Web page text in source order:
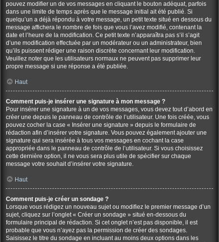
pouvez modifier un de vos messages en cliquant le bouton adéquat, parfois
dans une limite de temps après que le message initial ait été publié. Si
quelqu’un a déjà répondu à votre message, un petit texte situé en dessous du
message affichera le nombre de fois que vous l’avez modifié, contenant la
date et l’heure de la modification. Ce petit texte n’apparaîtra pas s’il s’agit
d’une modification effectuée par un modérateur ou un administrateur, bien
qu’ils puissent rédiger une raison discrète concernant leur modification.
Veuillez noter que les utilisateurs normaux ne peuvent pas supprimer leur
propre message si une réponse a été publiée.
Haut
Comment puis-je insérer une signature à mon message ?
Pour insérer une signature à un de vos messages, vous devez tout d’abord en
créer une depuis le panneau de contrôle de l’utilisateur. Une fois créée, vous
pouvez cocher la case « Insérer une signature » depuis le formulaire de
rédaction afin d’insérer votre signature. Vous pouvez également ajouter une
signature qui sera insérée à tous vos messages en cochant la case
appropriée dans le panneau de contrôle de l’utilisateur. Si vous choisissez
cette dernière option, il ne vous sera plus utile de spécifier sur chaque
message votre souhait d’insérer votre signature.
Haut
Comment puis-je créer un sondage ?
Lorsque vous rédigez un nouveau sujet ou modifiez le premier message d’un
sujet, cliquez sur l’onglet « Créer un sondage » situé en-dessous du
formulaire principal de rédaction. Si cet onglet n’est pas disponible, il est
probable que vous n’ayez pas la permission de créer des sondages.
Saisissez le titre du sondage en incluant au moins deux options dans les